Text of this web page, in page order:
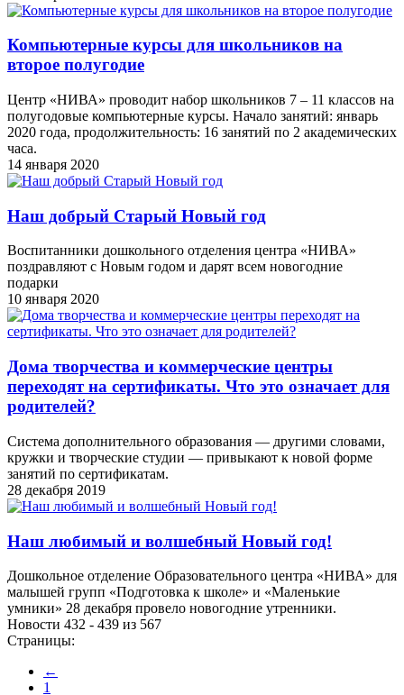
Компьютерные курсы для школьников на
второе полугодие
Центр «НИВА» проводит набор школьников 7 – 11 классов на
полугодовые компьютерные курсы. Начало занятий: январь
2020 года, продолжительность: 16 занятий по 2 академических
часа.
14 января 2020
Наш добрый Старый Новый год
Воспитанники дошкольного отделения центра «НИВА»
поздравляют с Новым годом и дарят всем новогодние
подарки
10 января 2020
Дома творчества и коммерческие центры
переходят на сертификаты. Что это означает для
родителей?
Система дополнительного образования — другими словами,
кружки и творческие студии — привыкают к новой форме
занятий по сертификатам.
28 декабря 2019
Наш любимый и волшебный Новый год!
Дошкольное отделение Образовательного центра «НИВА» для
малышей групп «Подготовка к школе» и «Маленькие
умники» 28 декабря провело новогодние утренники.
Новости 432 - 439 из 567
Страницы:
←
1